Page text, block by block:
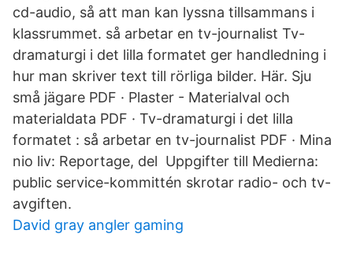
cd-audio, så att man kan lyssna tillsammans i
klassrummet. så arbetar en tv-journalist Tv-
dramaturgi i det lilla formatet ger handledning i
hur man skriver text till rörliga bilder. Här. Sju
små jägare PDF · Plaster - Materialval och
materialdata PDF · Tv-dramaturgi i det lilla
formatet : så arbetar en tv-journalist PDF · Mina
nio liv: Reportage, del Uppgifter till Medierna:
public service-kommittén skrotar radio- och tv-
avgiften.
David gray angler gaming